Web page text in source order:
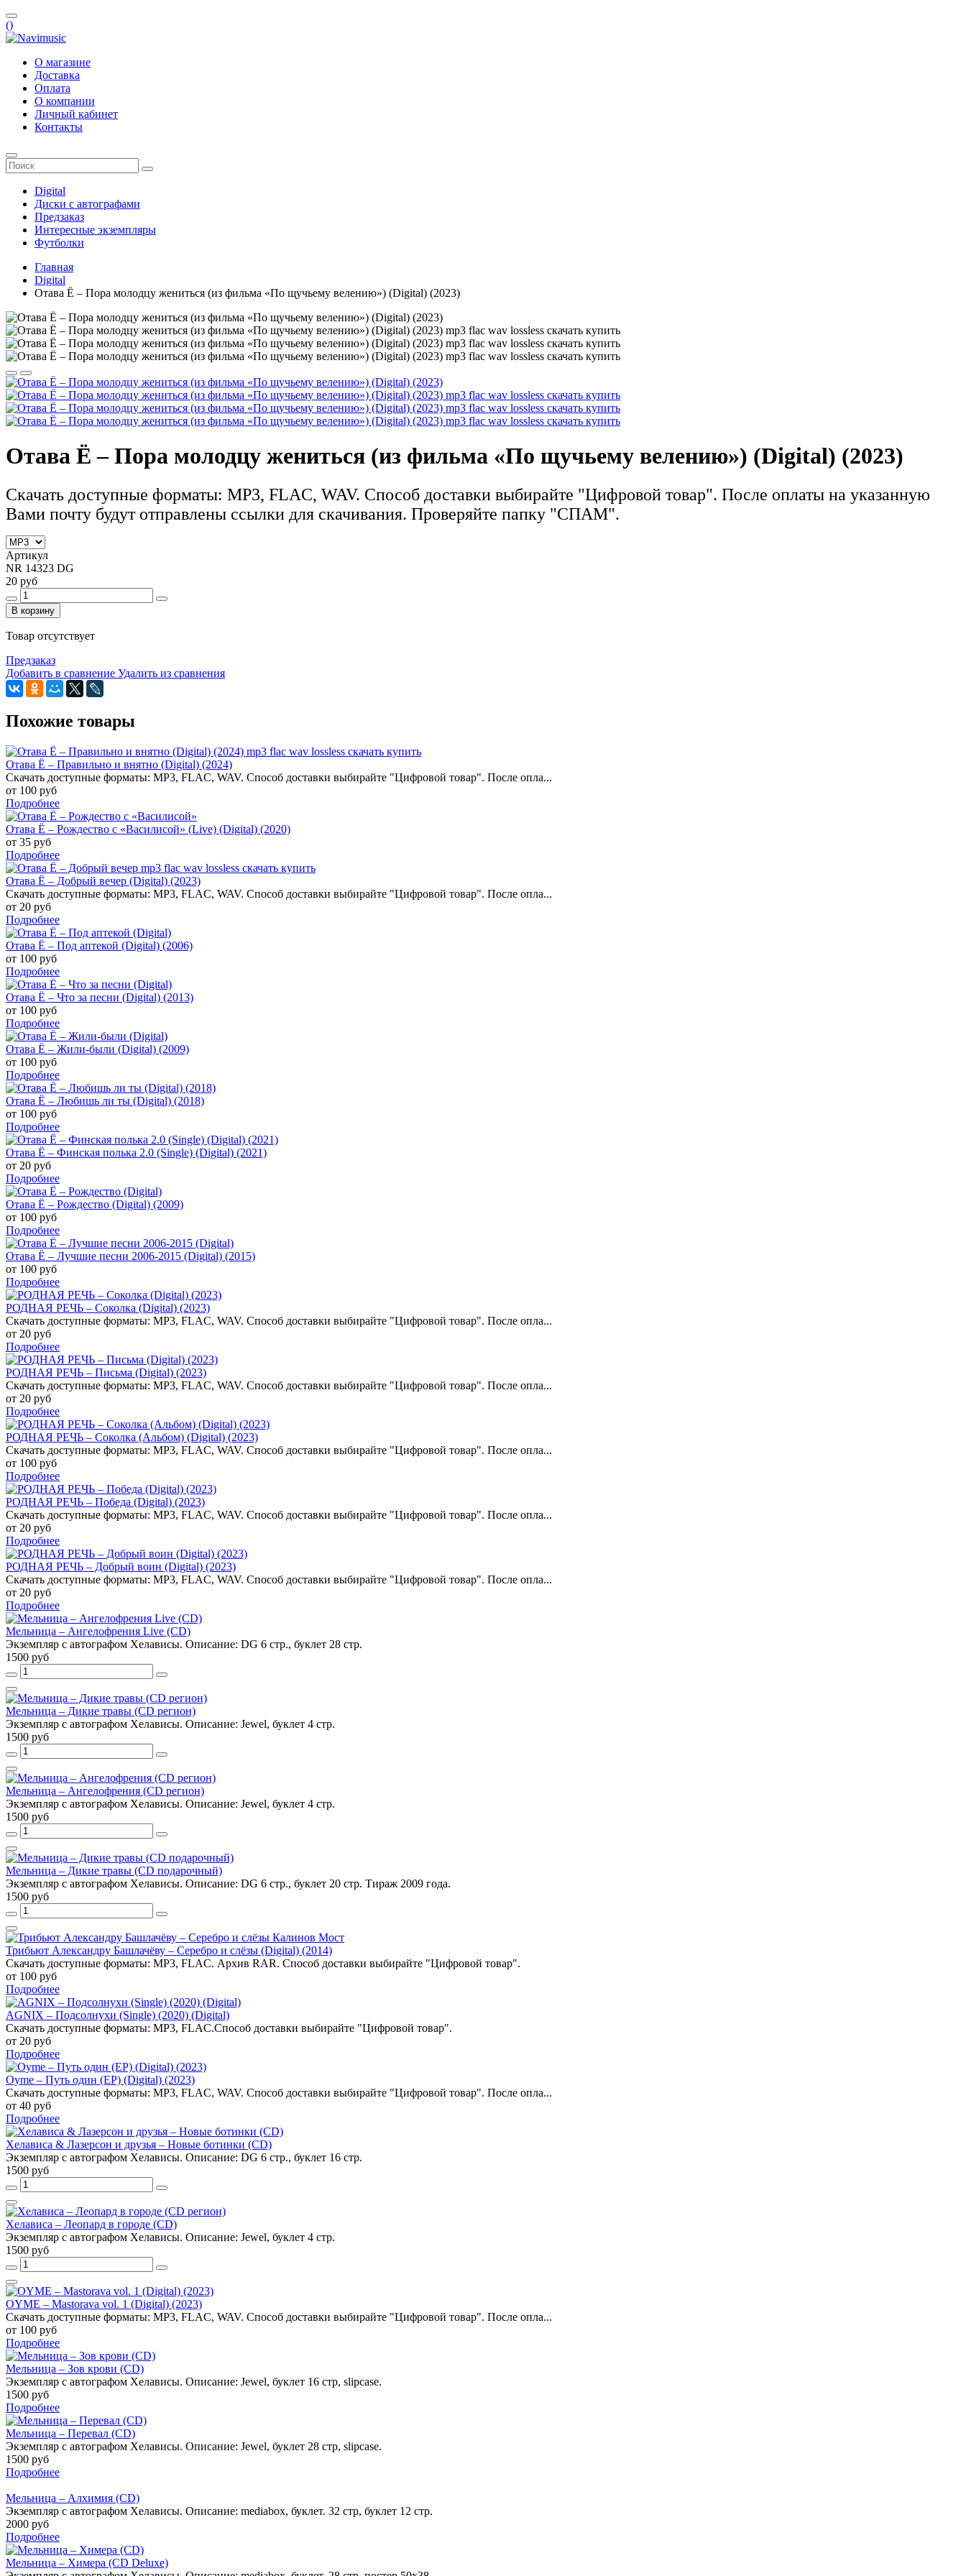
()
О магазине
Доставка
Оплата
О компании
Личный кабинет
Контакты
Digital
Диски с автографами
Предзаказ
Интересные экземпляры
Футболки
Главная
Digital
Отава Ё – Пора молодцу жениться (из фильма «По щучьему велению») (Digital) (2023)
Отава Ё – Пора молодцу жениться (из фильма «По щучьему велению») (Digital) (2023)
Скачать доступные форматы: MP3, FLAC, WAV. Способ доставки выбирайте "Цифровой товар". После оплаты на указанную
Вами почту будут отправлены ссылки для скачивания. Проверяйте папку "СПАМ".
Артикул
NR 14323 DG
20 руб
В корзину
Товар отсутствует
Предзаказ
Добавить в сравнение Удалить из сравнения
Похожие товары
Отава Ё – Правильно и внятно (Digital) (2024)
Скачать доступные форматы: MP3, FLAC, WAV. Способ доставки выбирайте "Цифровой товар". После опла...
от 100 руб
Подробнее
Отава Ё – Рождество с «Василисой» (Live) (Digital) (2020)
от 35 руб
Подробнее
Отава Ё – Добрый вечер (Digital) (2023)
Скачать доступные форматы: MP3, FLAC, WAV. Способ доставки выбирайте "Цифровой товар". После опла...
от 20 руб
Подробнее
Отава Ё – Под аптекой (Digital) (2006)
от 100 руб
Подробнее
Отава Ё – Что за песни (Digital) (2013)
от 100 руб
Подробнее
Отава Ё – Жили-были (Digital) (2009)
от 100 руб
Подробнее
Отава Ё – Любишь ли ты (Digital) (2018)
от 100 руб
Подробнее
Отава Ё – Финская полька 2.0 (Single) (Digital) (2021)
от 20 руб
Подробнее
Отава Ё – Рождество (Digital) (2009)
от 100 руб
Подробнее
Отава Ё – Лучшие песни 2006-2015 (Digital) (2015)
от 100 руб
Подробнее
РОДНАЯ РЕЧЬ – Соколка (Digital) (2023)
Скачать доступные форматы: MP3, FLAC, WAV. Способ доставки выбирайте "Цифровой товар". После опла...
от 20 руб
Подробнее
РОДНАЯ РЕЧЬ – Письма (Digital) (2023)
Скачать доступные форматы: MP3, FLAC, WAV. Способ доставки выбирайте "Цифровой товар". После опла...
от 20 руб
Подробнее
РОДНАЯ РЕЧЬ – Соколка (Альбом) (Digital) (2023)
Скачать доступные форматы: MP3, FLAC, WAV. Способ доставки выбирайте "Цифровой товар". После опла...
от 100 руб
Подробнее
РОДНАЯ РЕЧЬ – Победа (Digital) (2023)
Скачать доступные форматы: MP3, FLAC, WAV. Способ доставки выбирайте "Цифровой товар". После опла...
от 20 руб
Подробнее
РОДНАЯ РЕЧЬ – Добрый воин (Digital) (2023)
Скачать доступные форматы: MP3, FLAC, WAV. Способ доставки выбирайте "Цифровой товар". После опла...
от 20 руб
Подробнее
Мельница – Ангелофрения Live (CD)
Экземпляр с автографом Хелависы. Описание: DG 6 стр., буклет 28 стр.
1500 руб
Мельница – Дикие травы (CD регион)
Экземпляр с автографом Хелависы. Описание: Jewel, буклет 4 стр.
1500 руб
Мельница – Ангелофрения (CD регион)
Экземпляр с автографом Хелависы. Описание: Jewel, буклет 4 стр.
1500 руб
Мельница – Дикие травы (CD подарочный)
Экземпляр с автографом Хелависы. Описание: DG 6 стр., буклет 20 стр. Тираж 2009 года.
1500 руб
Трибьют Александру Башлачёву – Серебро и слёзы (Digital) (2014)
Скачать доступные форматы: MP3, FLAC. Архив RAR. Способ доставки выбирайте "Цифровой товар".
от 100 руб
Подробнее
AGNIX – Подсолнухи (Single) (2020) (Digital)
Скачать доступные форматы: MP3, FLAC.Способ доставки выбирайте "Цифровой товар".
от 20 руб
Подробнее
Oyme – Путь один (EP) (Digital) (2023)
Скачать доступные форматы: MP3, FLAC, WAV. Способ доставки выбирайте "Цифровой товар". После опла...
от 40 руб
Подробнее
Хелависа & Лазерсон и друзья – Новые ботинки (CD)
Экземпляр с автографом Хелависы. Описание: DG 6 стр., буклет 16 стр.
1500 руб
Хелависа – Леопард в городе (CD)
Экземпляр с автографом Хелависы. Описание: Jewel, буклет 4 стр.
1500 руб
OYME – Mastorava vol. 1 (Digital) (2023)
Скачать доступные форматы: MP3, FLAC, WAV. Способ доставки выбирайте "Цифровой товар". После опла...
от 100 руб
Подробнее
Мельница – Зов крови (CD)
Экземпляр с автографом Хелависы. Описание: Jewel, буклет 16 стр, slipcase.
1500 руб
Подробнее
Мельница – Перевал (CD)
Экземпляр с автографом Хелависы. Описание: Jewel, буклет 28 стр, slipcase.
1500 руб
Подробнее
Мельница – Алхимия (CD)
Экземпляр с автографом Хелависы. Описание: mediabox, буклет. 32 стр, буклет 12 стр.
2000 руб
Подробнее
Мельница – Химера (CD Deluxe)